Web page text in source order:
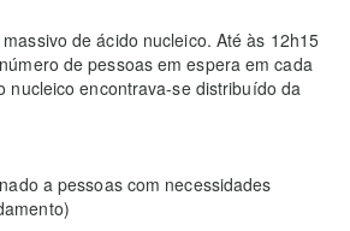
de ácido nucleico. Até às 12h15
de pessoas em espera em cada
nucleico encontrava-se distribuído da
a pessoas com necessidades